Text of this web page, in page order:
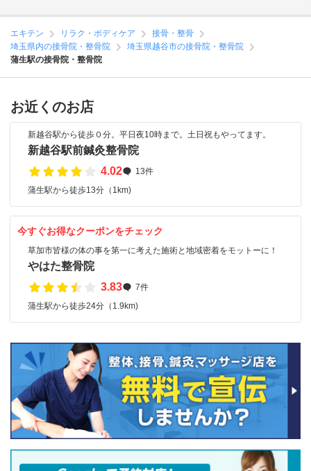
エキテン リラク・ボディケア
接骨・整骨
埼玉県内の接骨院・整骨院
埼玉県越谷市の接骨院・整骨院
蒲生駅の接骨院・整骨院
お近くのお店
新越谷駅から徒歩０分。平日夜10時まで。土日祝もやってます。
新越谷駅前鍼灸整骨院
4.02
13件
蒲生駅から徒歩13分（1km)
今すぐお得なクーポンをチェック
草加市皆様の体の事を第一に考えた施術と地域密着をモットーに！
やはた整骨院
3.83
7件
蒲生駅から徒歩24分（1.9km)